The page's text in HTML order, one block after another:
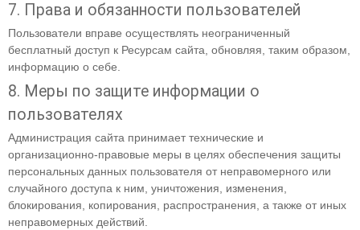
7. Права и обязанности пользователей
Пользователи вправе осуществлять неограниченный
бесплатный доступ к Ресурсам сайта, обновляя, таким образом,
информацию о себе.
8. Меры по защите информации о
пользователях
Администрация сайта принимает технические и
организационно-правовые меры в целях обеспечения защиты
персональных данных пользователя от неправомерного или
случайного доступа к ним, уничтожения, изменения,
блокирования, копирования, распространения, а также от иных
неправомерных действий.